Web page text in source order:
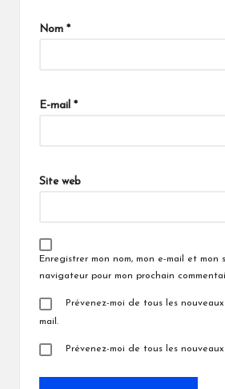
Nom *
E-mail *
Site web
Enregistrer mon nom, mon e-mail et mon
navigateur pour mon prochain
Prévenez-moi de tous les
mail.
Prévenez-moi de tous les